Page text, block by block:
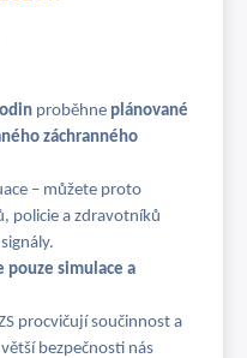
proběhne plánované
záchranného
– můžete proto
policie a zdravotníků
pouze simulace a
procvičují součinnost a
bezpečnosti nás